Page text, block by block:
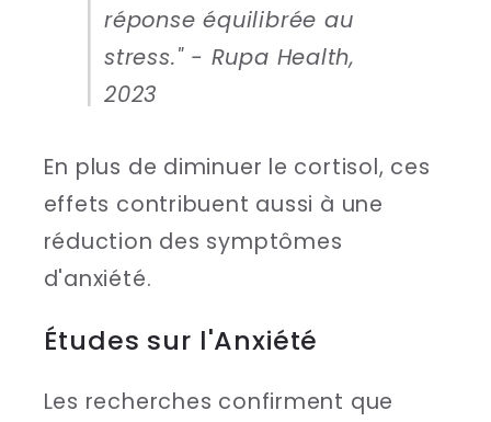
réponse équilibrée au
stress." - Rupa Health,
2023
En plus de diminuer le cortisol, ces
effets contribuent aussi à une
réduction des symptômes
d'anxiété.
Études sur l'Anxiété
Les recherches confirment que